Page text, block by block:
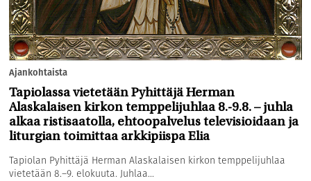
Ajankohtaista
Tapiolassa vietetään Pyhittäjä Herman
Alaskalaisen kirkon temppelijuhlaa 8.-9.8. – juhla
alkaa ristisaatolla, ehtoopalvelus televisioidaan ja
liturgian toimittaa arkkipiispa Elia
Tapiolan Pyhittäjä Herman Alaskalaisen kirkon temppelijuhlaa
vietetään 8.–9. elokuuta. Juhlaa...